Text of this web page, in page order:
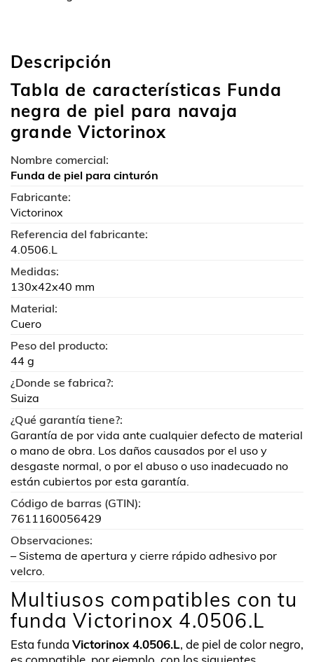
Descripción
Tabla de características Funda
negra de piel para navaja
grande Victorinox
Nombre comercial:
Funda de piel para cinturón
Fabricante:
Victorinox
Referencia del fabricante:
4.0506.L
Medidas:
130x42x40 mm
Material:
Cuero
Peso del producto:
44 g
¿Donde se fabrica?:
Suiza
¿Qué garantía tiene?:
Garantía de por vida ante cualquier defecto de material
o mano de obra. Los daños causados por el uso y
desgaste normal, o por el abuso o uso inadecuado no
están cubiertos por esta garantía.
Código de barras (GTIN):
7611160056429
Observaciones:
– Sistema de apertura y cierre rápido adhesivo por
velcro.
Multiusos compatibles con tu
funda Victorinox 4.0506.L
Esta funda Victorinox 4.0506.L, de piel de color negro,